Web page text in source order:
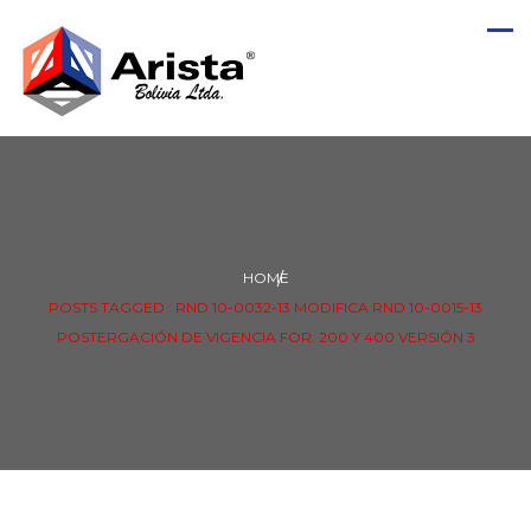
HOME
POSTS TAGGED : RND 10-0032-13 MODIFICA RND 10-0015-13
POSTERGACIÓN DE VIGENCIA FOR. 200 Y 400 VERSIÓN 3